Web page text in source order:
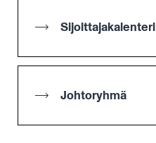
Sijoittajakalenteri
Johtoryhmä